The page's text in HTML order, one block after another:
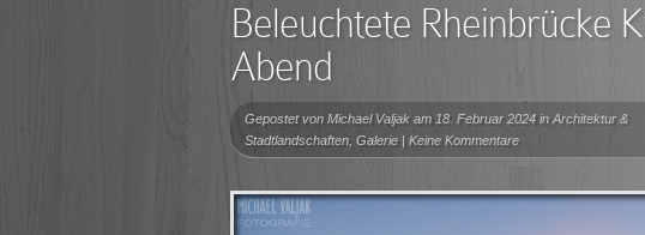
Beleuchtete Rheinbrücke
Abend
Gepostet von Michael Valjak am 18. Februar 2024 in Architektur &
Stadtlandschaften Galerie | Keine Kommentare